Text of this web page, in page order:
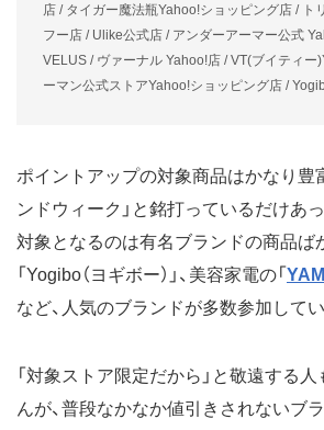
店 / タイガー魔法瓶Yahoo!ショッピング店 / ト
フー店 / Ulike公式店 / アンダーアーマー公式
VELUS / ヴァーナル Yahoo!店 / VT(ブイティー
ーマン公式ストアYahoo!ショッピング店 /
ポイントアップの対象商品はかなり豊
ンドウィーク」と銘打っているだけあ
対象となるのは有名ブランドの商品ば
「Yogibo（ヨギボー）」、美容家電の「
など、人気のブランドが多数参加してい
「対象ストア限定だから」と敬遠する
んが、普段なかなか値引きされないブ